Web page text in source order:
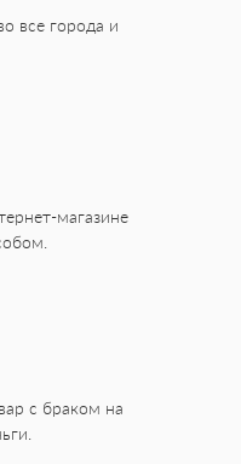
все города и
магазине
с браком на